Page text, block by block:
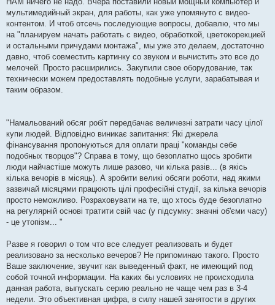
мультимедийный экран, для работы, как уже упомянуто с видео-
контентом. И чтоб отсечь последующие вопросы, добавлю, что мы
на "планируем начать работать с видео, обработкой, цветокорекцией
и остальными причудами монтажа", мы уже это делаем, достаточно
давно, чтоб совместить картинку со звуком и вычистить это все до
мелочей. Просто расширились. Закупили свое оборудование, так
технически можем предоставлять подобные услуги, зарабатывая и
таким образом.
"Намальований обсяг робіт передбачає величезні затрати часу цілої
купи людей. Відповідно виникає запитання: Які джерела
фінансування пропонуються для оплати праці "команды себе
подобных творцов"? Справа в тому, що безоплатно щось зробити
люди найчастіше можуть лише разово, чи кілька разів... (в якісь
кілька вечорів в місяць). А зробити великі обсяги роботи, над якими
зазвичай місяцями працюють цілі професійні студії, за кілька вечорів
просто неможливо. Розраховувати на те, що хтось буде безоплатно
на регулярній основі тратити свій час (у підсумку: значні об'єми часу)
- це утопізм... "
Разве я говорил о том что все следует реализовать и будет
реализовано за несколько вечеров? Не припоминаю такого. Просто
Ваше заключение, звучит как выведенный факт, не имеющий под
собой точной информации. На каких бы условиях не происходила
данная работа, выпускать серию реально не чаще чем раз в 3-4
недели. Это объективная цифра, в силу нашей занятости в других